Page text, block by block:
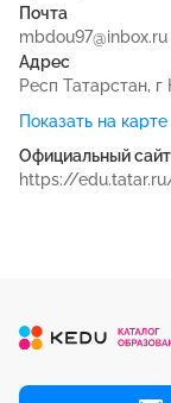
Почта
mbdou97@inbox.ru
Адрес
Респ Татарстан,
Показать на карте
Официальный сайт
https://